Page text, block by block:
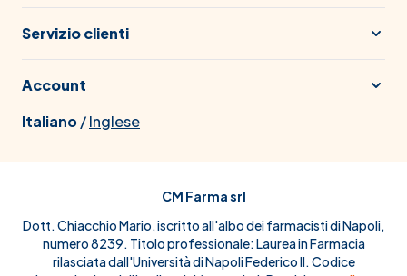
Servizio clienti
Account
Italiano/Inglese
CM Farma srl
Dott. Chiacchio Mario, iscritto all'albo dei farmacisti di Napoli,
numero 8239. Titolo professionale: Laurea in Farmacia
rilasciata dall'Università di Napoli Federico II. Codice